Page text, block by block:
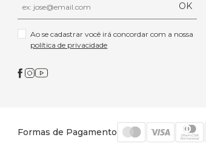
OK
política de privacidade
Formas de Pagamento